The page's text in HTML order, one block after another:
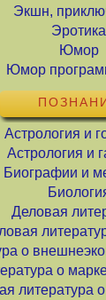
Экшн,
Эротика
Юмор
Юмор
Астрология и
Астрология и
Биографии и
Деловая
о
о
литература